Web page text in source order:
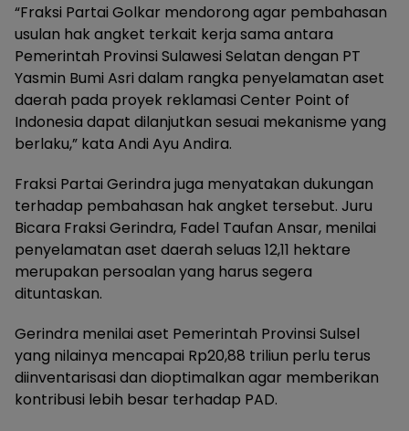
“Fraksi Partai Golkar mendorong agar pembahasan
usulan hak angket terkait kerja sama antara
Pemerintah Provinsi Sulawesi Selatan dengan PT
Yasmin Bumi Asri dalam rangka penyelamatan aset
daerah pada proyek reklamasi Center Point of
Indonesia dapat dilanjutkan sesuai mekanisme yang
berlaku,” kata Andi Ayu Andira.
Fraksi Partai Gerindra juga menyatakan dukungan
terhadap pembahasan hak angket tersebut. Juru
Bicara Fraksi Gerindra, Fadel Taufan Ansar, menilai
penyelamatan aset daerah seluas 12,11 hektare
merupakan persoalan yang harus segera
dituntaskan.
Gerindra menilai aset Pemerintah Provinsi Sulsel
yang nilainya mencapai Rp20,88 triliun perlu terus
diinventarisasi dan dioptimalkan agar memberikan
kontribusi lebih besar terhadap PAD.